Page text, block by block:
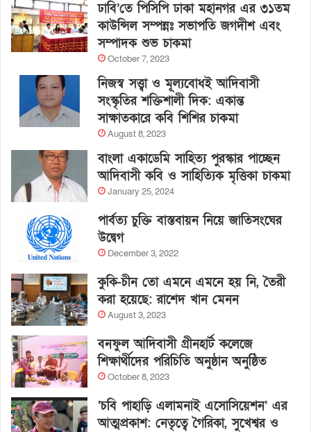
ঢাবি’তে পিসিপি ঢাকা মহানগর এর ৩১তম
কাউন্সিল সম্পন্নঃ সভাপতি জগদীশ এবং
সম্পাদক শুভ চাকমা
October 7, 2023
নিজস্ব সত্ত্বা ও মূল্যবোধই আদিবাসী
সংস্কৃতির শক্তিশালী দিক: একান্ত
সাক্ষাতকারে কবি শিশির চাকমা
August 8, 2023
বাংলা একাডেমি সাহিত্য পুরস্কার পাচ্ছেন
আদিবাসী কবি ও সাহিত্যিক মৃত্তিকা চাকমা
January 25, 2024
পার্বত্য চুক্তি বাস্তবায়ন নিয়ে জাতিসংঘের
উদ্বেগ
December 3, 2022
কুকি-চীন তো এমনে এমনে হয় নি, তৈরী
করা হয়েছে: রাশেদ খান মেনন
August 3, 2023
বনফুল আদিবাসী গ্রীনহার্ট কলেজে
শিক্ষার্থীদের পরিচিতি অনুষ্ঠান অনুষ্ঠিত
October 8, 2023
‘চবি পাহাড়ি এলামনাই এসোসিয়েশন’ এর
আত্মপ্রকাশ: নেতৃত্বে গৈরিকা, সুখেশ্বর ও